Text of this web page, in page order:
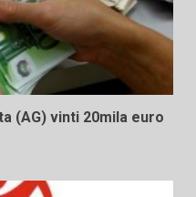
(AG) vinti 20mila euro